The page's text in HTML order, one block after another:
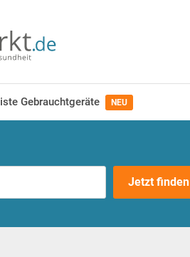
Gebrauchtgeräte NEU
Jetzt finden